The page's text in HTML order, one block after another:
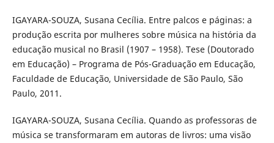
IGAYARA-SOUZA, Susana Cecília. Entre palcos e páginas: a
produção escrita por mulheres sobre música na história da
educação musical no Brasil (1907 – 1958). Tese (Doutorado
em Educação) – Programa de Pós-Graduação em Educação,
Faculdade de Educação, Universidade de São Paulo, São
Paulo, 2011.
IGAYARA-SOUZA, Susana Cecília. Quando as professoras de
música se transformaram em autoras de livros: uma visão